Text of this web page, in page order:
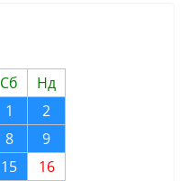
Сб
Нд
1
2
8
9
15
16